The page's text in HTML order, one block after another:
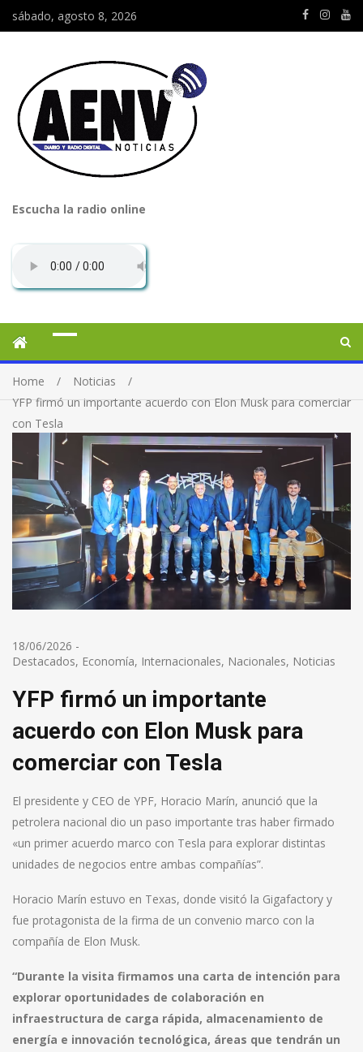
sábado, agosto 8, 2026
Escucha la radio online
Home
Noticias
YFP firmó un importante acuerdo con Elon Musk para comerciar
con Tesla
18/06/2026 -
Destacados, Economía, Internacionales, Nacionales, Noticias
YFP firmó un importante
acuerdo con Elon Musk para
comerciar con Tesla
El presidente y CEO de YPF, Horacio Marín, anunció que la
petrolera nacional dio un paso importante tras haber firmado
«un primer acuerdo marco con Tesla para explorar distintas
unidades de negocios entre ambas compañías”.
Horacio Marín estuvo en Texas, donde visitó la Gigafactory y
fue protagonista de la firma de un convenio marco con la
compañía de Elon Musk.
“Durante la visita firmamos una carta de intención para
explorar oportunidades de colaboración en
infraestructura de carga rápida, almacenamiento de
energía e innovación tecnológica, áreas que tendrán un